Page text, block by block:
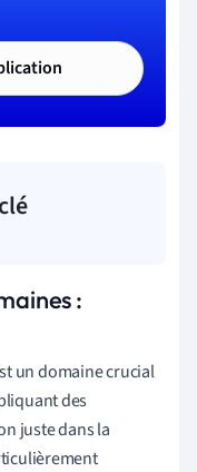
:
un domaine crucial
des
juste dans la